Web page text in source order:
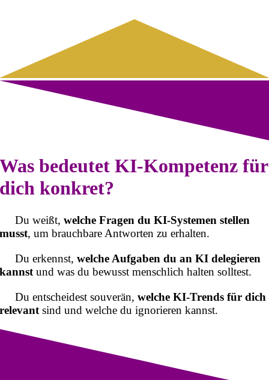
Was bedeutet KI-Kompetenz für
dich konkret?
Du weißt,welche Fragen du KI-Systemen stellen
musst, um brauchbare Antworten zu erhalten.
Du erkennst,welche Aufgaben du an KI delegieren
kannst und was du bewusst menschlich halten solltest.
Du entscheidest souverän,welche KI-Trends für dich
relevant sind und welche du ignorieren kannst.